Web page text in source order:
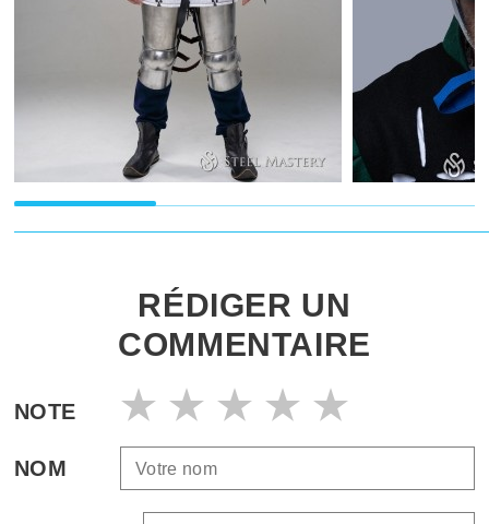
RÉDIGER UN
COMMENTAIRE
NOTE
NOM